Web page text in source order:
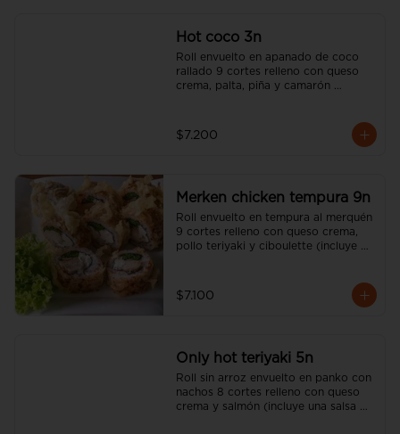
Hot coco 3n
Roll envuelto en apanado de coco
rallado 9 cortes relleno con queso
crema, palta, piña y camarón
$7.200
Merken chicken tempura 9n
Roll envuelto en tempura al merquén
9 cortes relleno con queso crema,
pollo teriyaki y ciboulette (incluye
$7.100
Only hot teriyaki 5n
Roll sin arroz envuelto en panko con
nachos 8 cortes relleno con queso
crema y salmón (incluye una salsa